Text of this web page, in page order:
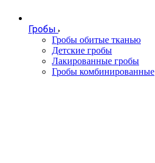
Гробы
Гробы обитые тканью
Детские гробы
Лакированные гробы
Гробы комбинированные